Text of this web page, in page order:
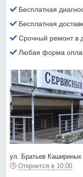
Бесплатная
Бесплатная
Срочный ремонт в
Любая форма
ул. Братьев Кашириных
Откроется в 10:00